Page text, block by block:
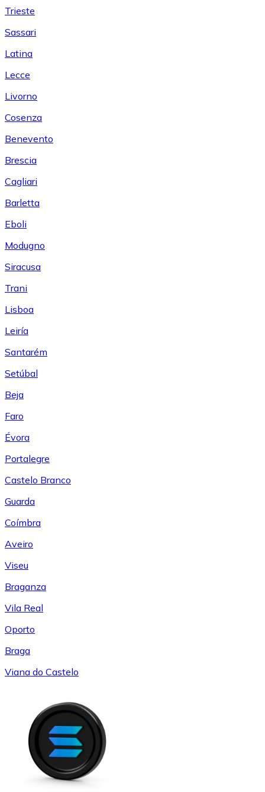
Trieste
Sassari
Latina
Lecce
Livorno
Cosenza
Benevento
Brescia
Cagliari
Barletta
Eboli
Modugno
Siracusa
Trani
Lisboa
Leiría
Santarém
Setúbal
Beja
Faro
Évora
Portalegre
Castelo Branco
Guarda
Coímbra
Aveiro
Viseu
Braganza
Vila Real
Oporto
Braga
Viana do Castelo